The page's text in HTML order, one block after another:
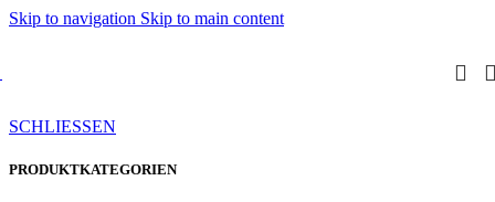
Skip to navigation Skip to main content
SCHLIESSEN
PRODUKTKATEGORIEN